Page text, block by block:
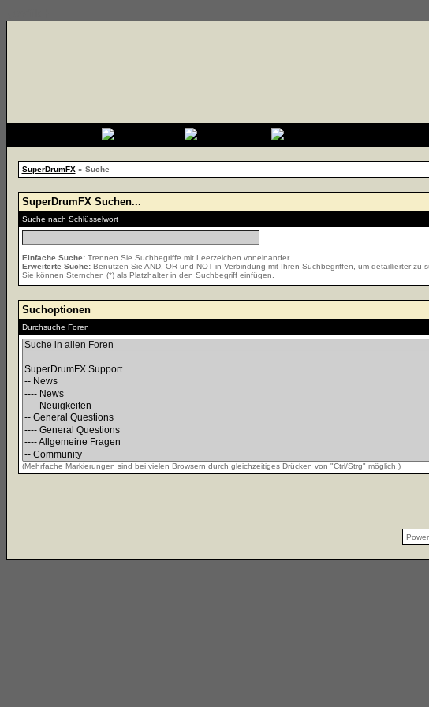
SuperDrumFX» Suche
SuperDrumFX Suchen...
Suche nach Schlüsselwort
Einfache Suche:Trennen Sie Suchbegriffe mit Leerzeichen voneinander.
Erweiterte Suche:Benutzen Sie AND, OR und NOT in Verbindung mit Ihren Suchbegriffen, um detaillierter zu
Sie können Sternchen (*) als Platzhalter in den Suchbegriff einfügen.
Suchoptionen
Durchsuche Foren
(Mehrfache Markierungen sind bei vielen Browsern durch gleichzeitiges Drücken von "Ctrl/Strg" möglich.)